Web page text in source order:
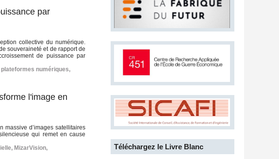
par
collective du numérique.
souveraineté et de rapport de
de puissance par
plateformes numériques,
l'image en
massive d’images satellitaires
qui remet en cause
, MizarVision,
Téléchargez le Livre Blanc